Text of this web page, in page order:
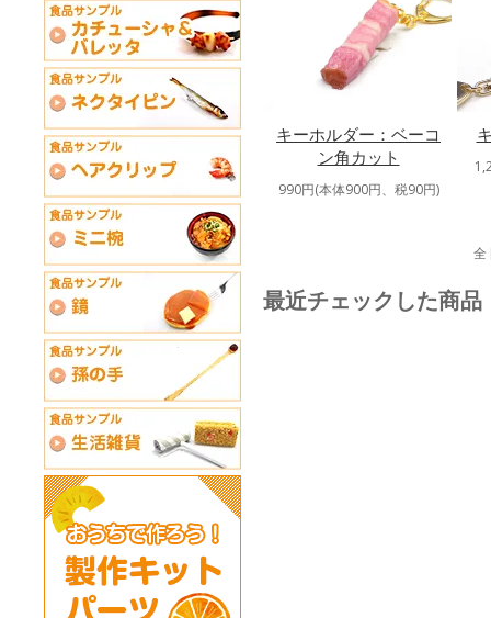
キーホルダー：ベーコ
ン角カット
990円(本体900円、税90円)
全
最近チェックした商品